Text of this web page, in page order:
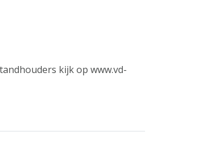
kijk op www.vd-